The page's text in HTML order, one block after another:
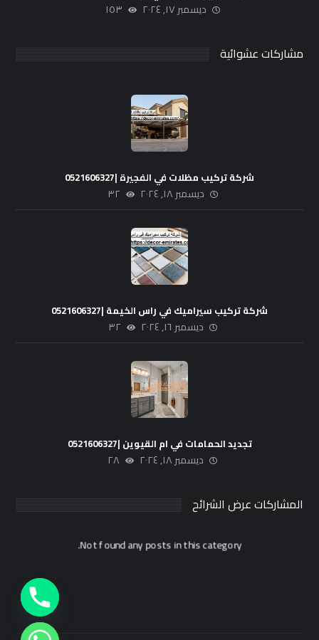
ديسمبر ١٧, ٢٠٢٤ ١٥٣
مشاركات عشوائية
شركة تركيب مظلات في الفجيرة |0521606327
ديسمبر ١٨, ٢٠٢٤ ٣٢
شركة تركيب سيراميك في راس الخيمة |0521606327
ديسمبر ١٦, ٢٠٢٤ ٣٢
تجديد الحمامات في ام القيوين |0521606327
ديسمبر ١٨, ٢٠٢٤ ٢٨
المشاركات عرض الشرائح
Not found any posts in this category.